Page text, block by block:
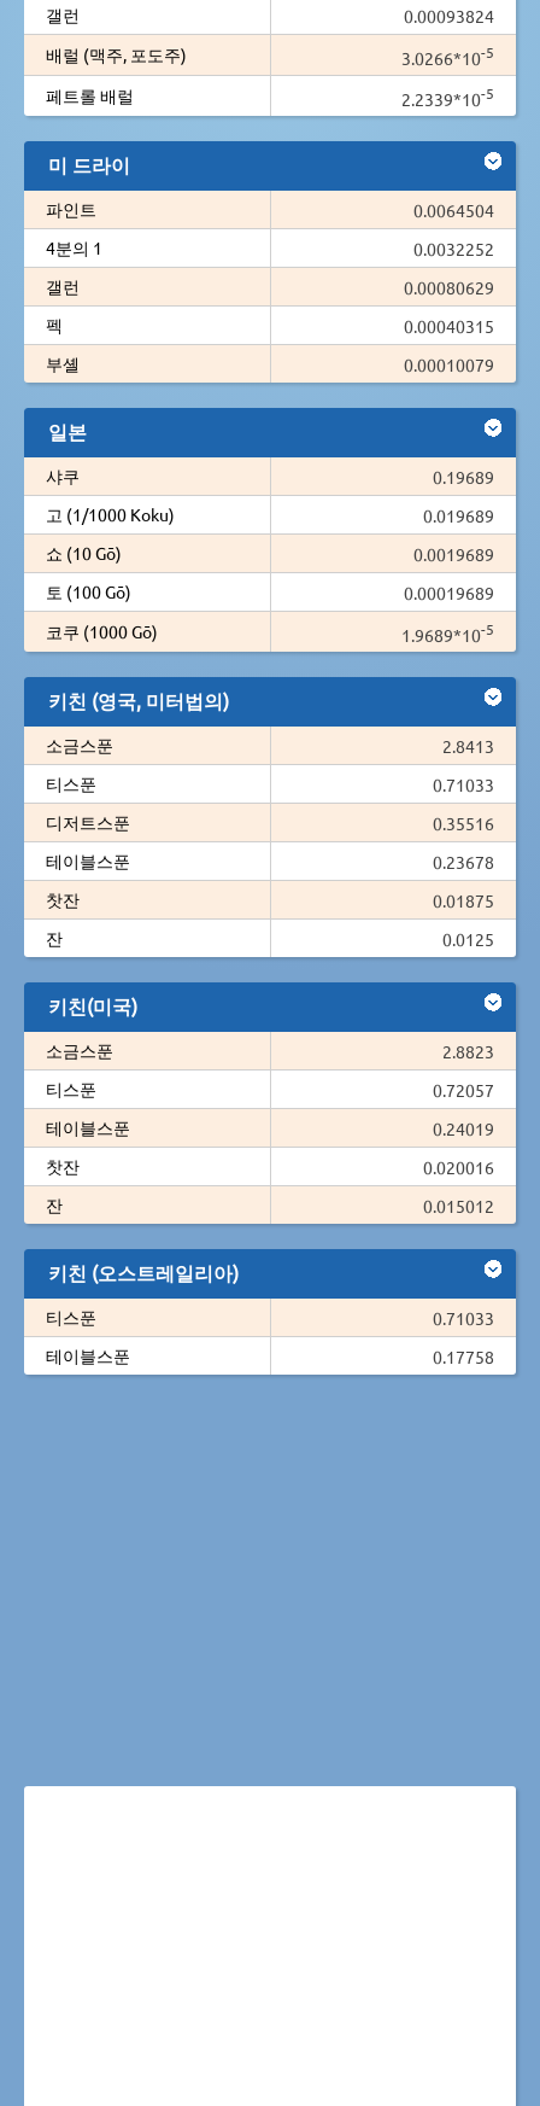
갤런
0.00093824
배럴 (맥주, 포도주)
3.0266*10-5
페트롤 배럴 2.2339*10-5
미 드라이
파인트
0.0064504
4분의 1
0.0032252
갤런
0.00080629
펙
0.00040315
부셸
0.00010079
일본
샤쿠
0.19689
고 (1/1000 Koku)
0.019689
쇼 (10 Gō)
0.0019689
토 (100 Gō)
0.00019689
코쿠 (1000 Gō)
1.9689*10-5
키친 (영국, 미터법의)
소금스푼
2.8413
티스푼
0.71033
디저트스푼
0.35516
테이블스푼
0.23678
찻잔
0.01875
잔
0.0125
키친(미국)
소금스푼
2.8823
티스푼
0.72057
테이블스푼
0.24019
찻잔
0.020016
잔
0.015012
키친 (오스트레일리아)
티스푼
0.71033
테이블스푼
0.17758